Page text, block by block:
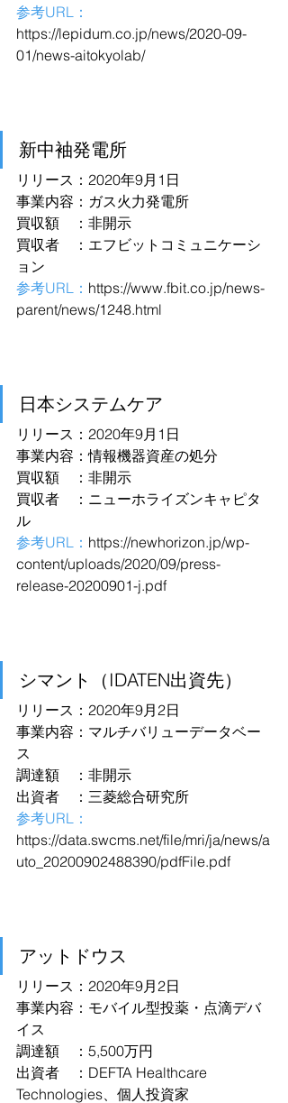
参考URL：
https://lepidum.co.jp/news/2020-09-
01/news-aitokyolab/
新中袖発電所
リリース：2020年9月1日
事業内容：ガス火力発電所
買収額　：非開示
買収者　：エフビットコミュニケーシ
ョン
参考URL： https://www.fbit.co.jp/news-
parent/news/1248.html
日本システムケア
リリース：2020年9月1日
事業内容：情報機器資産の処分
買収額　：非開示
買収者　：ニューホライズンキャピタ
ル
参考URL： https://newhorizon.jp/wp-
content/uploads/2020/09/press-
release-20200901-j.pdf
シマント（IDATEN出資先）
リリース：2020年9月2日
事業内容：マルチバリューデータベー
ス
調達額　：非開示
出資者　：三菱総合研究所
参考URL：
https://data.swcms.net/file/mri/ja/news/a
uto_20200902488390/pdfFile.pdf
アットドウス
リリース：2020年9月2日
事業内容：モバイル型投薬・点滴デバ
イス
調達額　：5,500万円
出資者　：DEFTA Healthcare
Technologies、個人投資家